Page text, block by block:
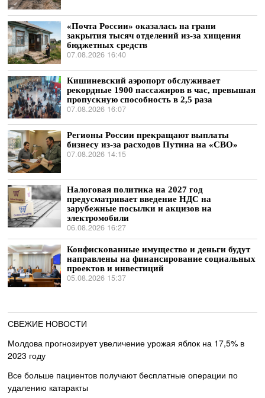
«Почта России» оказалась на грани
закрытия тысяч отделений из-за хищения
бюджетных средств
07.08.2026 16:40
Кишиневский аэропорт обслуживает
рекордные 1900 пассажиров в час, превышая
пропускную способность в 2,5 раза
07.08.2026 16:07
Регионы России прекращают выплаты
бизнесу из-за расходов Путина на «СВО»
07.08.2026 14:15
Налоговая политика на 2027 год
предусматривает введение НДС на
зарубежные посылки и акцизов на
электромобили
06.08.2026 16:27
Конфискованные имущество и деньги будут
направлены на финансирование социальных
проектов и инвестиций
05.08.2026 15:37
СВЕЖИЕ НОВОСТИ
Молдова прогнозирует увеличение урожая яблок на 17,5% в
2023 году
Все больше пациентов получают бесплатные операции по
удалению катаракты